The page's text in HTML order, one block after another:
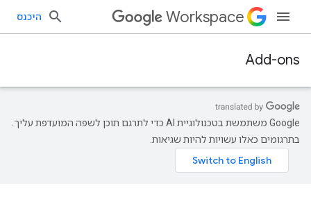
Workspace היכנס
Add-ons
‫Google משתמשת בטכנולוגיית AI כדי לתרגם תוכן לשפה המועדפת עליך.
בתרגומים כאלו עשויות להיות שגיאות.